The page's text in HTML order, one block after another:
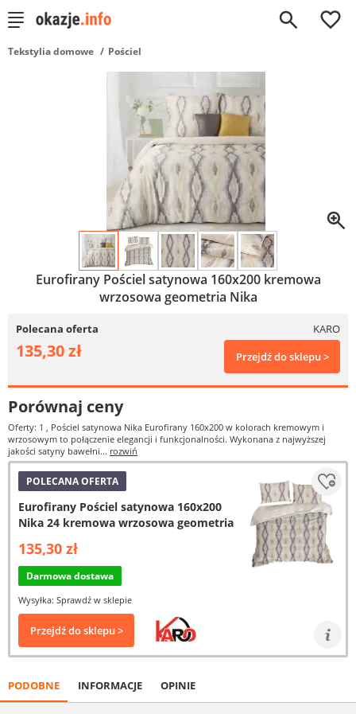
0
Tekstylia domowe Pościel
Eurofirany Pościel satynowa 160x200 kremowa
wrzosowa geometria Nika
Polecana oferta KARO
135,30 zł Przejdź do sklepu >
Porównaj ceny
Oferty: 1 , Pościel satynowa Nika Eurofirany 160x200 w kolorach kremowym i
wrzosowym to połączenie elegancji i funkcjonalności. Wykonana z najwyższej
jakości satyny bawełni... rozwiń
POLECANA OFERTA
Eurofirany Pościel satynowa 160x200
Nika 24 kremowa wrzosowa geometria
135,30 zł
Darmowa dostawa
Wysyłka: Sprawdź w sklepie
Przejdź do sklepu >
PODOBNE INFORMACJE OPINIE